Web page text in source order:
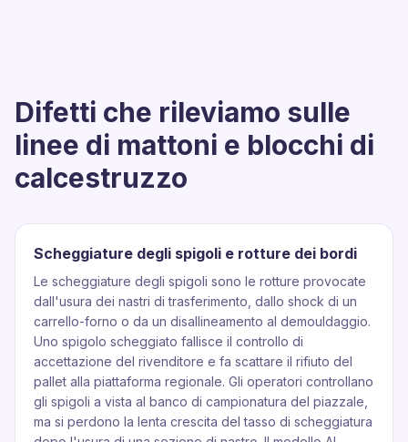
Difetti che rileviamo sulle
linee di mattoni e blocchi di
calcestruzzo
Scheggiature degli spigoli e rotture dei bordi
Le scheggiature degli spigoli sono le rotture provocate
dall'usura dei nastri di trasferimento, dallo shock di un
carrello-forno o da un disallineamento al demouldaggio.
Uno spigolo scheggiato fallisce il controllo di
accettazione del rivenditore e fa scattare il rifiuto del
pallet alla piattaforma regionale. Gli operatori controllano
gli spigoli a vista al banco di campionatura del piazzale,
ma si perdono la lenta crescita del tasso di scheggiatura